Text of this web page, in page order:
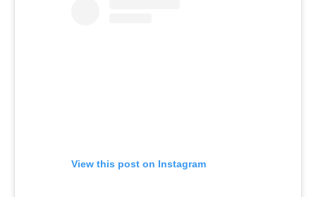
View this post on Instagram